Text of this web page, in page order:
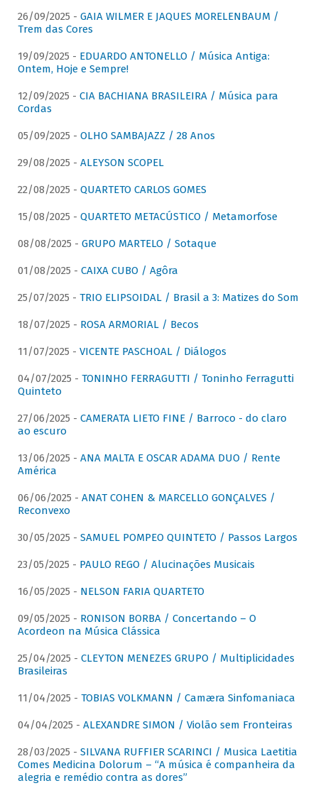
26/09/2025 - GAIA WILMER E JAQUES MORELENBAUM /
Trem das Cores
19/09/2025 - EDUARDO ANTONELLO / Música Antiga:
Ontem, Hoje e Sempre!
12/09/2025 - CIA BACHIANA BRASILEIRA / Música para
Cordas
05/09/2025 - OLHO SAMBAJAZZ / 28 Anos
29/08/2025 - ALEYSON SCOPEL
22/08/2025 - QUARTETO CARLOS GOMES
15/08/2025 - QUARTETO METACÚSTICO / Metamorfose
08/08/2025 - GRUPO MARTELO / Sotaque
01/08/2025 - CAIXA CUBO / Agôra
25/07/2025 - TRIO ELIPSOIDAL / Brasil a 3: Matizes do Som
18/07/2025 - ROSA ARMORIAL / Becos
11/07/2025 - VICENTE PASCHOAL / Diálogos
04/07/2025 - TONINHO FERRAGUTTI / Toninho Ferragutti
Quinteto
27/06/2025 - CAMERATA LIETO FINE / Barroco - do claro
ao escuro
13/06/2025 - ANA MALTA E OSCAR ADAMA DUO / Rente
América
06/06/2025 - ANAT COHEN & MARCELLO GONÇALVES /
Reconvexo
30/05/2025 - SAMUEL POMPEO QUINTETO / Passos Largos
23/05/2025 - PAULO REGO / Alucinações Musicais
16/05/2025 - NELSON FARIA QUARTETO
09/05/2025 - RONISON BORBA / Concertando – O
Acordeon na Música Clássica
25/04/2025 - CLEYTON MENEZES GRUPO / Multiplicidades
Brasileiras
11/04/2025 - TOBIAS VOLKMANN / Camæra Sinfomaniaca
04/04/2025 - ALEXANDRE SIMON / Violão sem Fronteiras
28/03/2025 - SILVANA RUFFIER SCARINCI / Musica Laetitia
Comes Medicina Dolorum – “A música é companheira da
alegria e remédio contra as dores”